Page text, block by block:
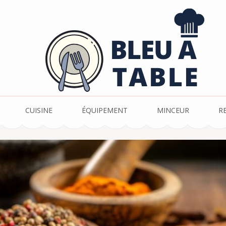
CUISINE ÉQUIPEMENT MINCEUR